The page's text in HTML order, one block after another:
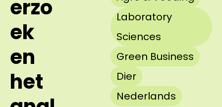
erzo
ek
en
het
Laboratory
Sciences
Green Business
Dier
Nederlands